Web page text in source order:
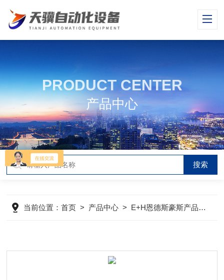
PRODUCT CENTER
产品中心
当前位置：首页 > 产品中心 > E+H恩德斯豪斯产品>